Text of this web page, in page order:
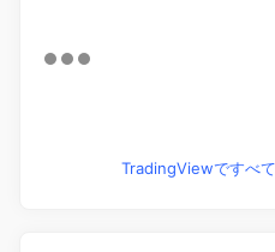
TradingViewですべ